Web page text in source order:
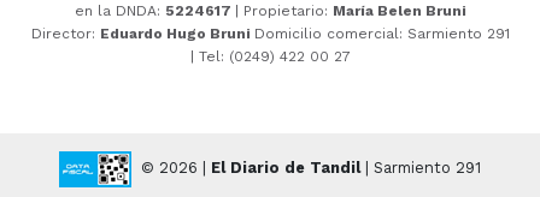
en la DNDA: 5224617 | Propietario: María Belen Bruni
Director: Eduardo Hugo Bruni Domicilio comercial: Sarmiento 291
| Tel: (0249) 422 00 27
© 2026 | El Diario de Tandil| Sarmiento 291